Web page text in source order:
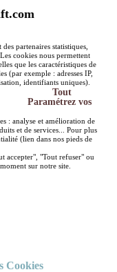
partenaires statistiques,
cookies nous permettent
que les caractéristiques de
(par exemple : adresses IP,
identifiants uniques).
Tout
Paramétrez vos
: analyse et amélioration de
et de services... Pour plus
(lien dans nos pieds de
accepter", "Tout refuser" ou
sur notre site.
Cookies